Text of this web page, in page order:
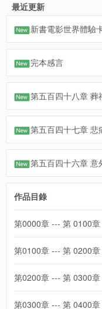
最近更新
新書電影世界體驗
完本感言
第五百四十八章 葬
第五百四十七章 悲
第五百四十六章 意
作品目錄
第0000章 --- 第 0100章
第0100章 --- 第 0200章
第0200章 --- 第 0300章
第0300章 --- 第 0400章